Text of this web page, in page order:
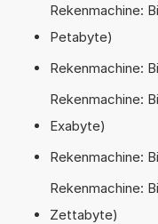
Rekenmachine:
Petabyte)
Rekenmachine:
Rekenmachine:
Exabyte)
Rekenmachine:
Rekenmachine:
Zettabyte)